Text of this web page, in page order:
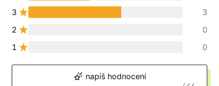
3
3
2
0
1
0
napiš hodnocení